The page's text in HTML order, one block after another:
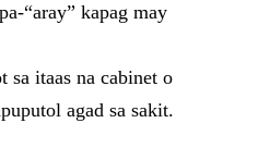
“aray” kapag may
sa itaas na cabinet o
agad sa sakit.